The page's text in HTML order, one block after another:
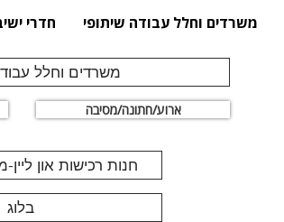
משרדים וחלל עבודה שיתופי חדרי
משרדים וחלל
ארוע/חתונה/מסיבה
חנות רכישות און
בלוג